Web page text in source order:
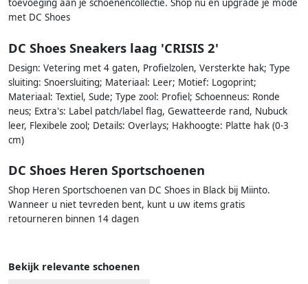
toevoeging aan je schoenencollectie. Shop nu en upgrade je mode
met DC Shoes
DC Shoes Sneakers laag 'CRISIS 2'
Design: Vetering met 4 gaten, Profielzolen, Versterkte hak; Type
sluiting: Snoersluiting; Materiaal: Leer; Motief: Logoprint;
Materiaal: Textiel, Sude; Type zool: Profiel; Schoenneus: Ronde
neus; Extra's: Label patch/label flag, Gewatteerde rand, Nubuck
leer, Flexibele zool; Details: Overlays; Hakhoogte: Platte hak (0-3
cm)
DC Shoes Heren Sportschoenen
Shop Heren Sportschoenen van DC Shoes in Black bij Miinto.
Wanneer u niet tevreden bent, kunt u uw items gratis
retourneren binnen 14 dagen
Bekijk relevante schoenen